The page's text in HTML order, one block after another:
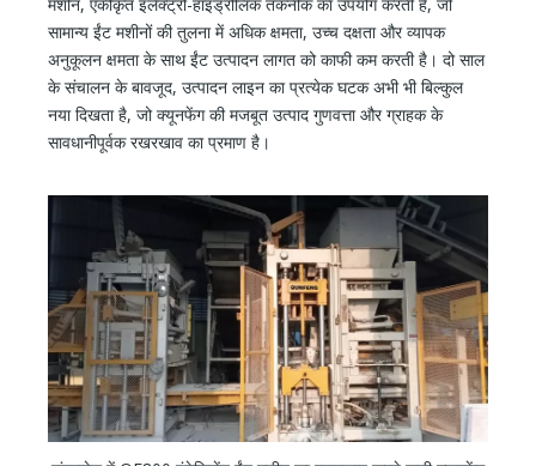
सामान्य ईंट मशीनों की तुलना में अधिक क्षमता, उच्च दक्षता और व्यापक
अनुकूलन क्षमता के साथ ईंट उत्पादन लागत को काफी कम करती है। दो साल
के संचालन के बावजूद, उत्पादन लाइन का प्रत्येक घटक अभी भी बिल्कुल
नया दिखता है, जो क्यूनफेंग की मजबूत उत्पाद गुणवत्ता और ग्राहक के
सावधानीपूर्वक रखरखाव का प्रमाण है।